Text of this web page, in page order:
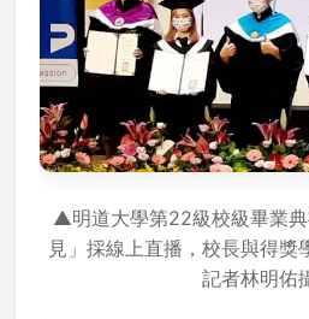
▲明道大學第22級校級畢業
見」採線上直播，校長與得獎
記者林明佑